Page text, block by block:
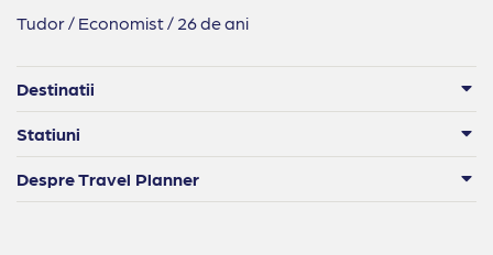
Tudor / Economist / 26 de ani
Destinatii
Statiuni
Despre Travel Planner